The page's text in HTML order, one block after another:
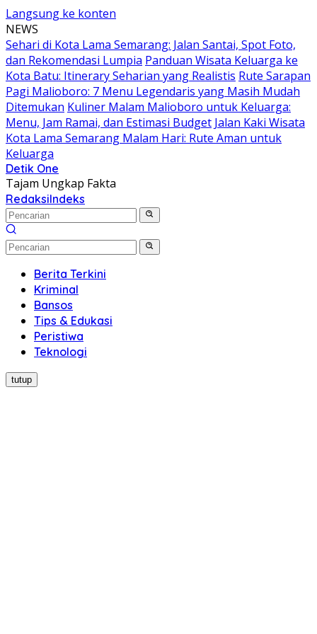
Langsung ke konten
NEWS
Sehari di Kota Lama Semarang: Jalan Santai, Spot Foto,
dan Rekomendasi Lumpia Panduan Wisata Keluarga ke
Kota Batu: Itinerary Seharian yang Realistis Rute Sarapan
Pagi Malioboro: 7 Menu Legendaris yang Masih Mudah
Ditemukan Kuliner Malam Malioboro untuk Keluarga:
Menu, Jam Ramai, dan Estimasi Budget Jalan Kaki Wisata
Kota Lama Semarang Malam Hari: Rute Aman untuk
Keluarga
Detik One
Tajam Ungkap Fakta
RedaksiIndeks
Berita Terkini
Kriminal
Bansos
Tips & Edukasi
Peristiwa
Teknologi
tutup